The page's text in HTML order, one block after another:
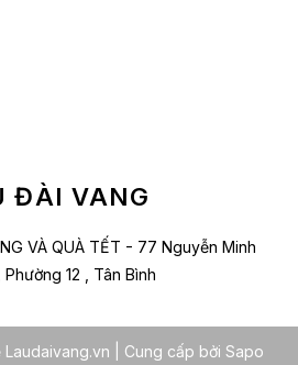
ĐÀI VANG
VÀ QUÀ TẾT - 77 Nguyễn Minh
12 , Tân Bình
Cung cấp bởi Sapo